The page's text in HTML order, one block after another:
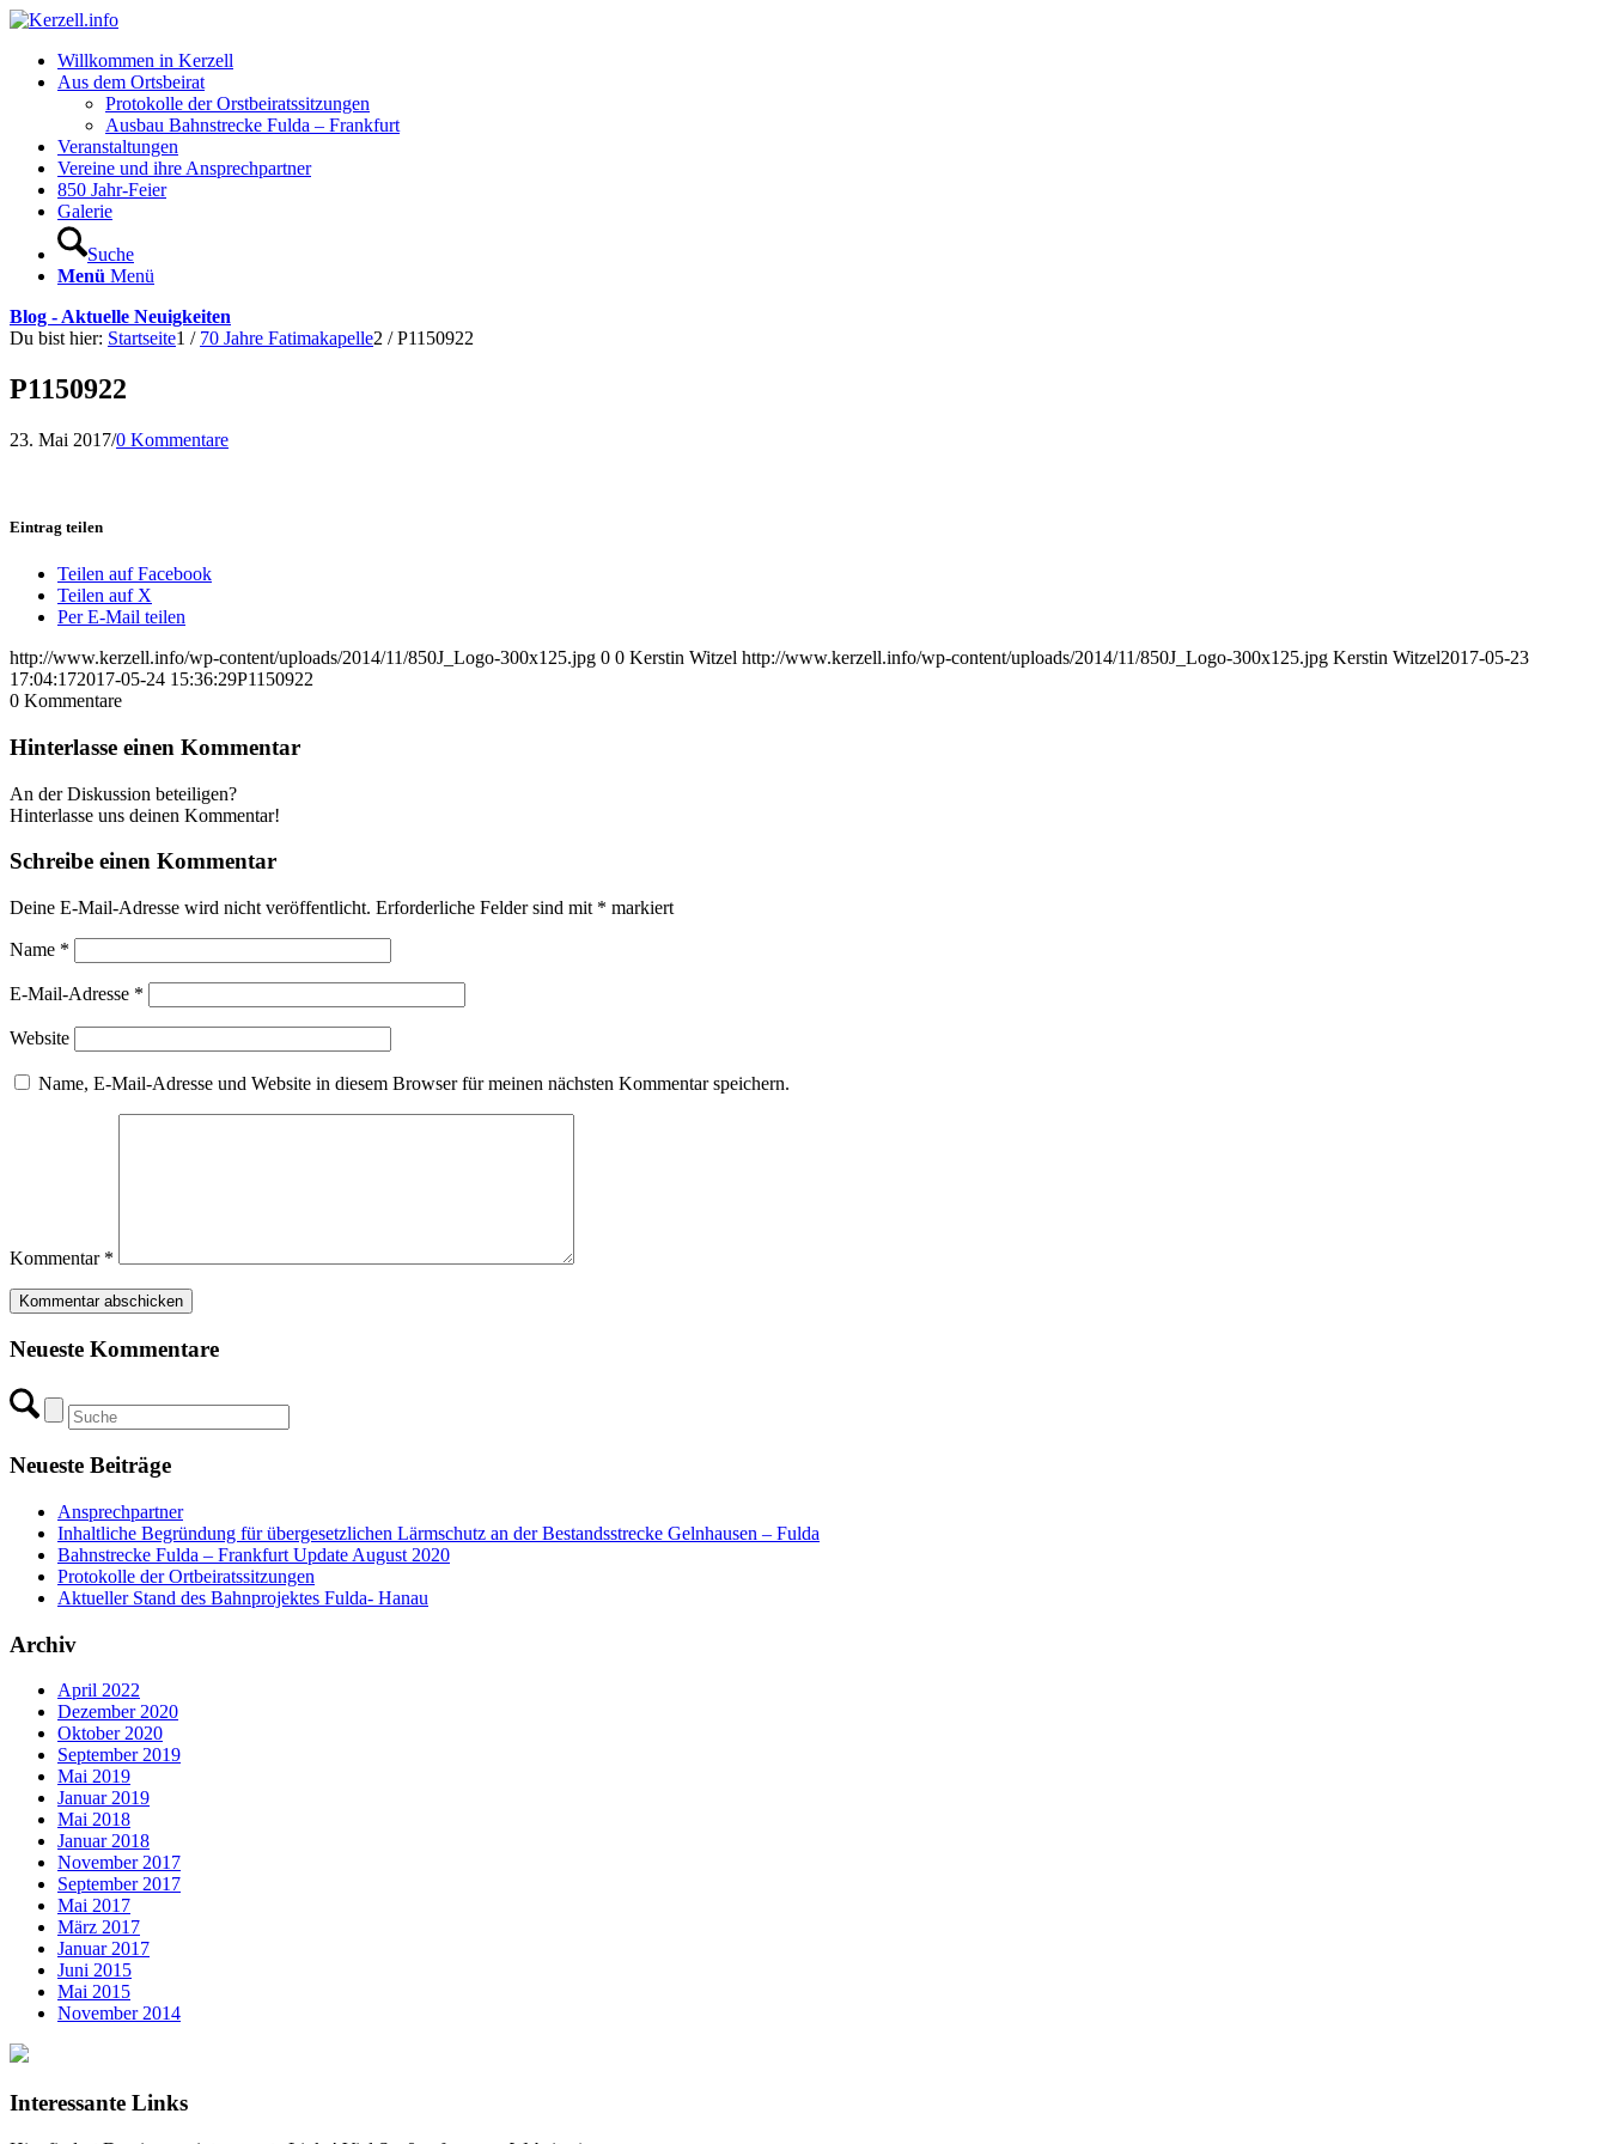
Willkommen in Kerzell
Aus dem Ortsbeirat
Protokolle der Orstbeiratssitzungen
Ausbau Bahnstrecke Fulda – Frankfurt
Veranstaltungen
Vereine und ihre Ansprechpartner
850 Jahr-Feier
Galerie
Suche
Menü Menü
Blog - Aktuelle Neuigkeiten
Du bist hier: Startseite1 / 70 Jahre Fatimakapelle2 / P1150922
P1150922
23. Mai 2017/0 Kommentare
Eintrag teilen
Teilen auf Facebook
Teilen auf X
Per E-Mail teilen
http://www.kerzell.info/wp-content/uploads/2014/11/850J_Logo-300x125.jpg 0 0 Kerstin Witzel http://www.kerzell.info/wp-content/uploads/2014/11/850J_Logo-300x125.jpg Kerstin Witzel2017-05-23
17:04:172017-05-24 15:36:29P1150922
0 Kommentare
Hinterlasse einen Kommentar
An der Diskussion beteiligen?
Hinterlasse uns deinen Kommentar!
Schreibe einen Kommentar
Deine E-Mail-Adresse wird nicht veröffentlicht. Erforderliche Felder sind mit * markiert
Name *
E-Mail-Adresse *
Website
Name, E-Mail-Adresse und Website in diesem Browser für meinen nächsten Kommentar speichern.
Kommentar *
Neueste Kommentare
Neueste Beiträge
Ansprechpartner
Inhaltliche Begründung für übergesetzlichen Lärmschutz an der Bestandsstrecke Gelnhausen – Fulda
Bahnstrecke Fulda – Frankfurt Update August 2020
Protokolle der Ortbeiratssitzungen
Aktueller Stand des Bahnprojektes Fulda- Hanau
Archiv
April 2022
Dezember 2020
Oktober 2020
September 2019
Mai 2019
Januar 2019
Mai 2018
Januar 2018
November 2017
September 2017
Mai 2017
März 2017
Januar 2017
Juni 2015
Mai 2015
November 2014
Interessante Links